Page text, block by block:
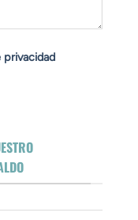
privacidad